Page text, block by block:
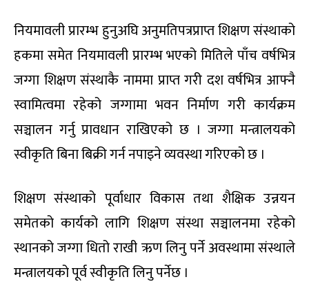
नियमावली प्रारम्भ हुनुअघि अनुमतिपत्रप्राप्त शिक्षण संस्थाको
हकमा समेत नियमावली प्रारम्भ भएको मितिले पाँच वर्षभित्र
जग्गा शिक्षण संस्थाकै नाममा प्राप्त गरी दश वर्षभित्र आफ्नै
स्वामित्वमा रहेको जग्गामा भवन निर्माण गरी कार्यक्रम
सञ्चालन गर्नु प्रावधान राखिएको छ । जग्गा मन्त्रालयको
स्वीकृति बिना बिक्री गर्न नपाइने व्यवस्था गरिएको छ ।
शिक्षण संस्थाको पूर्वाधार विकास तथा शैक्षिक उन्नयन
समेतको कार्यको लागि शिक्षण संस्था सञ्चालनमा रहेको
स्थानको जग्गा धितो राखी ऋण लिनु पर्ने अवस्थामा संस्थाले
मन्त्रालयको पूर्व स्वीकृति लिनु पर्नेछ ।